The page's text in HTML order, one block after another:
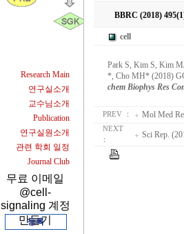
Research Main
연구실소개
교수님소개
Publication
연구실원소개
관련 학회 일정
Journal Club
무료 이메일
@cell-
signaling 계정
만들기
등록
BBRC (2018)
cell
Park S, Kim S, Kim
*, Cho MH* (2018)
chem Biophys Res
PREV ： Mol Med
NEXT
：
Sci Rep.